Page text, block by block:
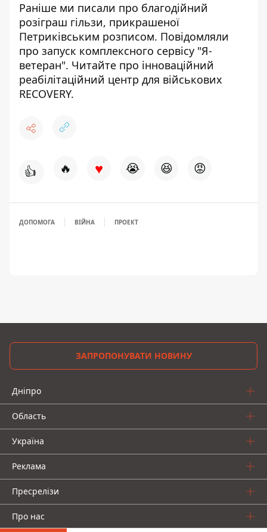
Раніше ми писали про благодійний
розіграш гільзи, прикрашеної
Петриківським розписом. Повідомляли
про запуск комплексного сервісу "Я-
ветеран". Читайте про інноваційний
реабілітаційний центр для військових
RECOVERY.
👍 🔥 ♥ 😭 😆 😡
ДОПОМОГА ВІЙНА ПРОЕКТ
ЗАПРОПОНУВАТИ НОВИНУ
Дніпро
Область
Україна
Реклама
Пресрелізи
Про нас